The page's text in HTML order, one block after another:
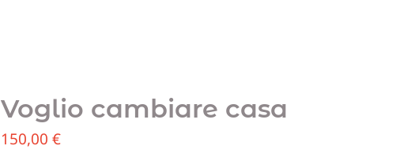
Voglio cambiare casa
150,00€